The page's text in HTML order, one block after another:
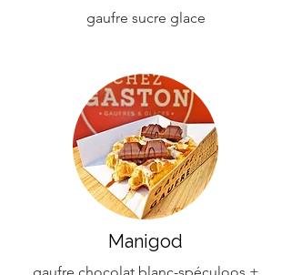
gaufre sucre glace
Manigod